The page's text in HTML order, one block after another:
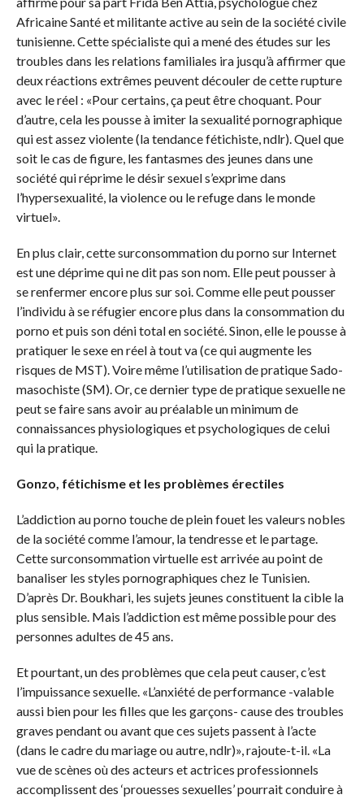
Africaine Santé et militante active au sein de la société civile
tunisienne. Cette spécialiste qui a mené des études sur les
troubles dans les relations familiales ira jusqu’à affirmer que
deux réactions extrêmes peuvent découler de cette rupture
avec le réel : «Pour certains, ça peut être choquant. Pour
d’autre, cela les pousse à imiter la sexualité pornographique
qui est assez violente (la tendance fétichiste, ndlr). Quel que
soit le cas de figure, les fantasmes des jeunes dans une
société qui réprime le désir sexuel s’exprime dans
l’hypersexualité, la violence ou le refuge dans le monde
virtuel».
En plus clair, cette surconsommation du porno sur Internet
est une déprime qui ne dit pas son nom. Elle peut pousser à
se renfermer encore plus sur soi. Comme elle peut pousser
l’individu à se réfugier encore plus dans la consommation du
porno et puis son déni total en société. Sinon, elle le pousse à
pratiquer le sexe en réel à tout va (ce qui augmente les
risques de MST). Voire même l’utilisation de pratique Sado-
masochiste (SM). Or, ce dernier type de pratique sexuelle ne
peut se faire sans avoir au préalable un minimum de
connaissances physiologiques et psychologiques de celui
qui la pratique.
Gonzo, fétichisme et les problèmes érectiles
L’addiction au porno touche de plein fouet les valeurs nobles
de la société comme l’amour, la tendresse et le partage.
Cette surconsommation virtuelle est arrivée au point de
banaliser les styles pornographiques chez le Tunisien.
D’après Dr. Boukhari, les sujets jeunes constituent la cible la
plus sensible. Mais l’addiction est même possible pour des
personnes adultes de 45 ans.
Et pourtant, un des problèmes que cela peut causer, c’est
l’impuissance sexuelle. «L’anxiété de performance -valable
aussi bien pour les filles que les garçons- cause des troubles
graves pendant ou avant que ces sujets passent à l’acte
(dans le cadre du mariage ou autre, ndlr)», rajoute-t-il. «La
vue de scènes où des acteurs et actrices professionnels
accomplissent des ‘prouesses sexuelles’ pourrait conduire à